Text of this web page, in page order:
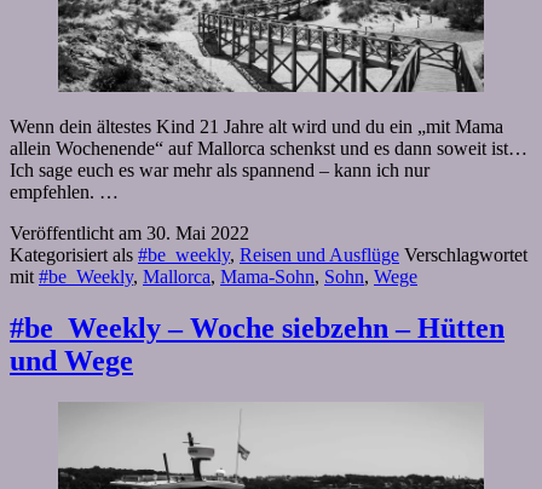
Wenn dein ältestes Kind 21 Jahre alt wird und du ein „mit Mama
allein Wochenende“ auf Mallorca schenkst und es dann soweit ist…
Ich sage euch es war mehr als spannend – kann ich nur
empfehlen. …
Veröffentlicht am 30. Mai 2022
Kategorisiert als #be_weekly, Reisen und Ausflüge Verschlagwortet
mit#be_Weekly, Mallorca, Mama-Sohn, Sohn, Wege
#be_Weekly – Woche siebzehn – Hütten
und Wege